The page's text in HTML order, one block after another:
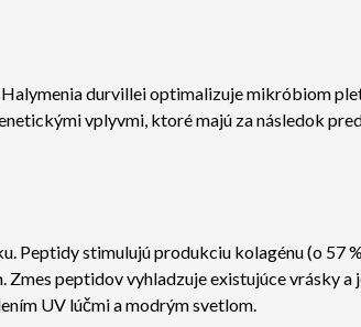
durvillei optimalizuje mikróbiom
vplyvmi, ktoré majú za následok
Peptidy stimulujú produkciu kolagénu (o 57
peptidov vyhladzuje existujúce vrásky
UV lúčmi a modrým svetlom.